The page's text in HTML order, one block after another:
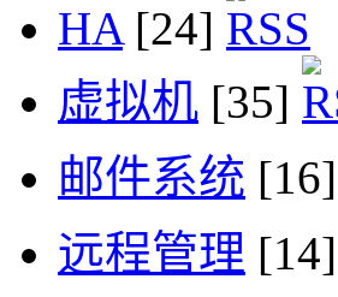
HA[24]
虚拟机 [35]
邮件系统 [16]
远程管理 [14]